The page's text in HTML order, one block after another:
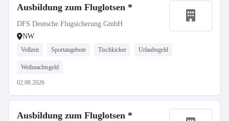
Ausbildung zum Fluglotsen *
DFS Deutsche Flugsicherung GmbH
NW
Vollzeit Sportangebote Tischkicker Urlaubsgeld
Weihnachtsgeld
02.08.2026
Ausbildung zum Fluglotsen *